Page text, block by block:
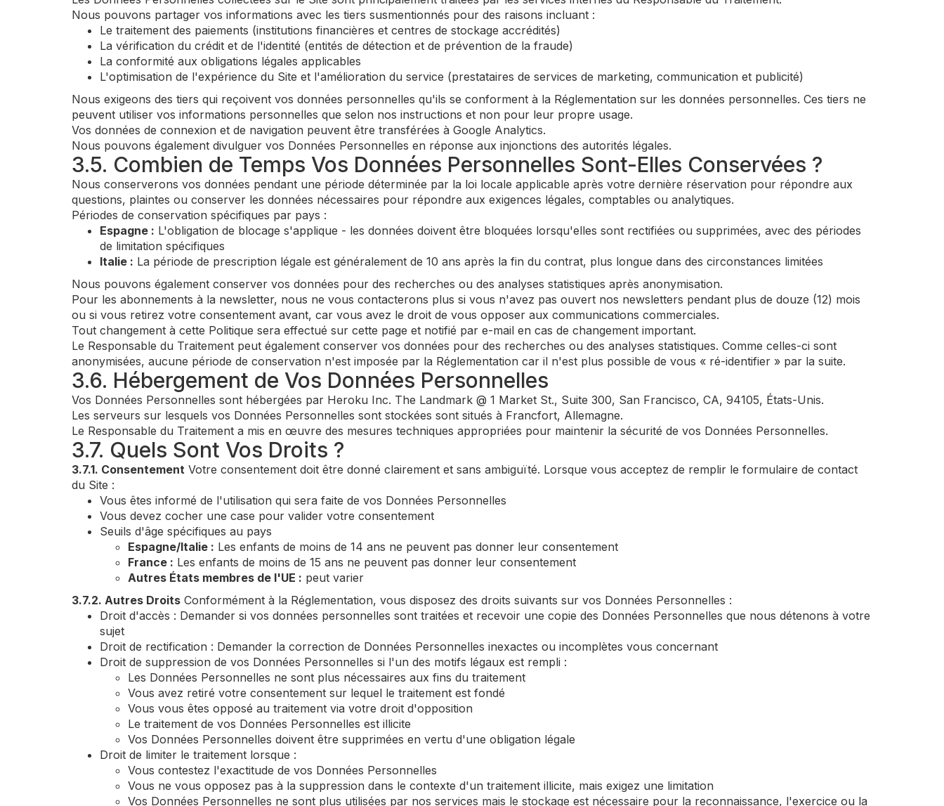
Nous pouvons partager vos informations avec les tiers susmentionnés pour des raisons incluant :
Le traitement des paiements (institutions financières et centres de stockage accrédités)
La vérification du crédit et de l'identité (entités de détection et de prévention de la fraude)
La conformité aux obligations légales applicables
L'optimisation de l'expérience du Site et l'amélioration du service (prestataires de services de marketing, communication et publicité)
Nous exigeons des tiers qui reçoivent vos données personnelles qu'ils se conforment à la Réglementation sur les données personnelles. Ces tiers ne
peuvent utiliser vos informations personnelles que selon nos instructions et non pour leur propre usage.
Vos données de connexion et de navigation peuvent être transférées à Google Analytics.
Nous pouvons également divulguer vos Données Personnelles en réponse aux injonctions des autorités légales.
3.5. Combien de Temps Vos Données Personnelles Sont-Elles Conservées ?
Nous conserverons vos données pendant une période déterminée par la loi locale applicable après votre dernière réservation pour répondre aux
questions, plaintes ou conserver les données nécessaires pour répondre aux exigences légales, comptables ou analytiques.
Périodes de conservation spécifiques par pays :
Espagne : L'obligation de blocage s'applique - les données doivent être bloquées lorsqu'elles sont rectifiées ou supprimées, avec des périodes
de limitation spécifiques
Italie : La période de prescription légale est généralement de 10 ans après la fin du contrat, plus longue dans des circonstances limitées
Nous pouvons également conserver vos données pour des recherches ou des analyses statistiques après anonymisation.
Pour les abonnements à la newsletter, nous ne vous contacterons plus si vous n'avez pas ouvert nos newsletters pendant plus de douze (12) mois
ou si vous retirez votre consentement avant, car vous avez le droit de vous opposer aux communications commerciales.
Tout changement à cette Politique sera effectué sur cette page et notifié par e-mail en cas de changement important.
Le Responsable du Traitement peut également conserver vos données pour des recherches ou des analyses statistiques. Comme celles-ci sont
anonymisées, aucune période de conservation n'est imposée par la Réglementation car il n'est plus possible de vous « ré-identifier » par la suite.
3.6. Hébergement de Vos Données Personnelles
Vos Données Personnelles sont hébergées par Heroku Inc. The Landmark @ 1 Market St., Suite 300, San Francisco, CA, 94105, États-Unis.
Les serveurs sur lesquels vos Données Personnelles sont stockées sont situés à Francfort, Allemagne.
Le Responsable du Traitement a mis en œuvre des mesures techniques appropriées pour maintenir la sécurité de vos Données Personnelles.
3.7. Quels Sont Vos Droits ?
3.7.1. Consentement Votre consentement doit être donné clairement et sans ambiguïté. Lorsque vous acceptez de remplir le formulaire de contact
du Site :
Vous êtes informé de l'utilisation qui sera faite de vos Données Personnelles
Vous devez cocher une case pour valider votre consentement
Seuils d'âge spécifiques au pays
Espagne/Italie : Les enfants de moins de 14 ans ne peuvent pas donner leur consentement
France : Les enfants de moins de 15 ans ne peuvent pas donner leur consentement
Autres États membres de l'UE : peut varier
3.7.2. Autres Droits Conformément à la Réglementation, vous disposez des droits suivants sur vos Données Personnelles :
Droit d'accès : Demander si vos données personnelles sont traitées et recevoir une copie des Données Personnelles que nous détenons à votre
sujet
Droit de rectification : Demander la correction de Données Personnelles inexactes ou incomplètes vous concernant
Droit de suppression de vos Données Personnelles si l'un des motifs légaux est rempli :
Les Données Personnelles ne sont plus nécessaires aux fins du traitement
Vous avez retiré votre consentement sur lequel le traitement est fondé
Vous vous êtes opposé au traitement via votre droit d'opposition
Le traitement de vos Données Personnelles est illicite
Vos Données Personnelles doivent être supprimées en vertu d'une obligation légale
Droit de limiter le traitement lorsque :
Vous contestez l'exactitude de vos Données Personnelles
Vous ne vous opposez pas à la suppression dans le contexte d'un traitement illicite, mais exigez une limitation
Vos Données Personnelles ne sont plus utilisées par nos services mais le stockage est nécessaire pour la reconnaissance, l'exercice ou la